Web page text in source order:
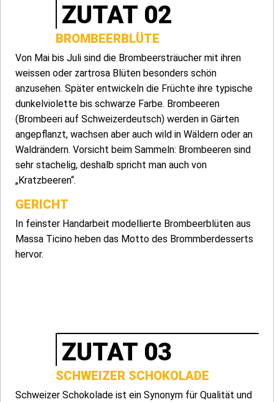
ZUTAT 02
BROMBEERBLÜTE
Von Mai bis Juli sind die Brombeersträucher mit ihren
weissen oder zartrosa Blüten besonders schön
anzusehen. Später entwickeln die Früchte ihre typische
dunkelviolette bis schwarze Farbe. Brombeeren
(Brombeeri auf Schweizerdeutsch) werden in Gärten
angepflanzt, wachsen aber auch wild in Wäldern oder an
Waldrändern. Vorsicht beim Sammeln: Brombeeren sind
sehr stachelig, deshalb spricht man auch von
„Kratzbeeren“.
GERICHT
In feinster Handarbeit modellierte Brombeerblüten aus
Massa Ticino heben das Motto des Brommberdesserts
hervor.
ZUTAT 03
SCHWEIZER SCHOKOLADE
Schweizer Schokolade ist ein Synonym für Qualität und